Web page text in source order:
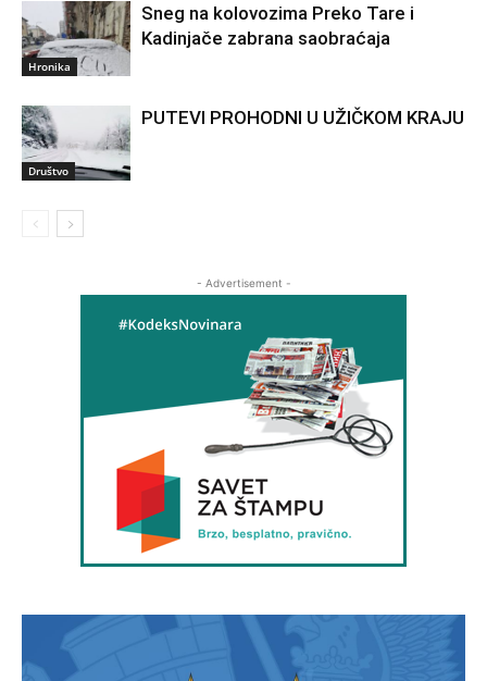
Hronika
Sneg na kolovozima Preko Tare i
Kadinjače zabrana saobraćaja
Društvo
PUTEVI PROHODNI U UŽIČKOM KRAJU
- Advertisement -